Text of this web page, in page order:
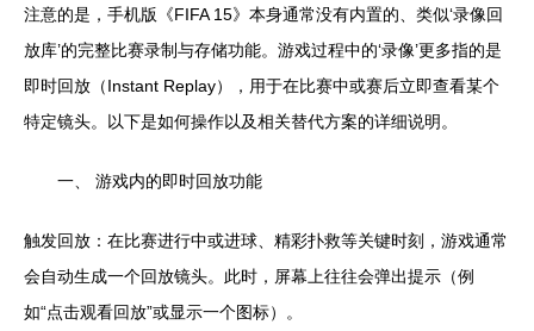
注意的是，手机版《FIFA 15》本身通常没有内置的、类似‘录像回
放库’的完整比赛录制与存储功能。游戏过程中的‘录像’更多指的是
即时回放（Instant Replay），用于在比赛中或赛后立即查看某个
特定镜头。以下是如何操作以及相关替代方案的详细说明。
一、 游戏内的即时回放功能
触发回放：在比赛进行中或进球、精彩扑救等关键时刻，游戏通常
会自动生成一个回放镜头。此时，屏幕上往往会弹出提示（例
如“点击观看回放”或显示一个图标）。